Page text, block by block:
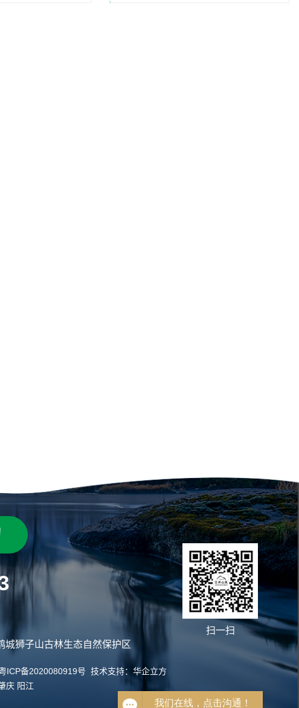
城狮子山古林生态自然保护区
扫一扫
ICP备2020080919号 技术支持： 华企立方
庆 阳江